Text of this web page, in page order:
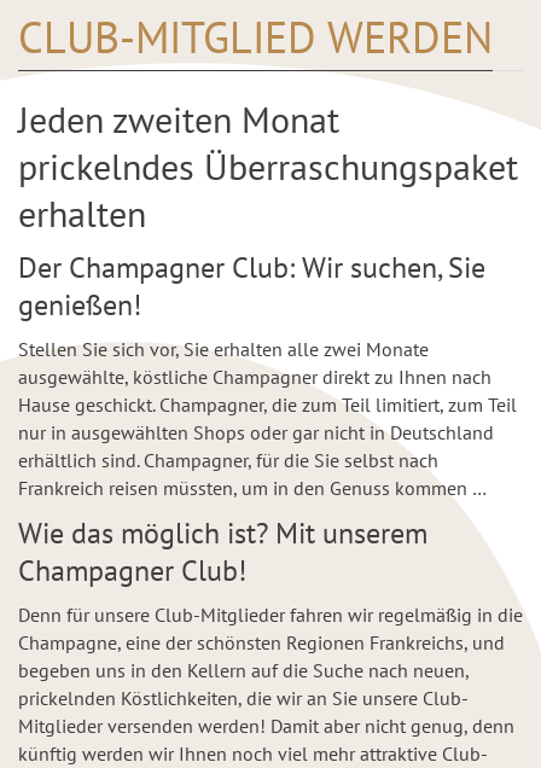
CLUB-MITGLIED WERDEN
Jeden zweiten Monat
prickelndes Überraschungspaket
erhalten
Der Champagner Club: Wir suchen, Sie
genießen!
Stellen Sie sich vor, Sie erhalten alle zwei Monate
ausgewählte, köstliche Champagner direkt zu Ihnen nach
Hause geschickt. Champagner, die zum Teil limitiert, zum Teil
nur in ausgewählten Shops oder gar nicht in Deutschland
erhältlich sind. Champagner, für die Sie selbst nach
Frankreich reisen müssten, um in den Genuss kommen …
Wie das möglich ist? Mit unserem
Champagner Club!
Denn für unsere Club-Mitglieder fahren wir regelmäßig in die
Champagne, eine der schönsten Regionen Frankreichs, und
begeben uns in den Kellern auf die Suche nach neuen,
prickelnden Köstlichkeiten, die wir an Sie unsere Club-
Mitglieder versenden werden! Damit aber nicht genug, denn
künftig werden wir Ihnen noch viel mehr attraktive Club-